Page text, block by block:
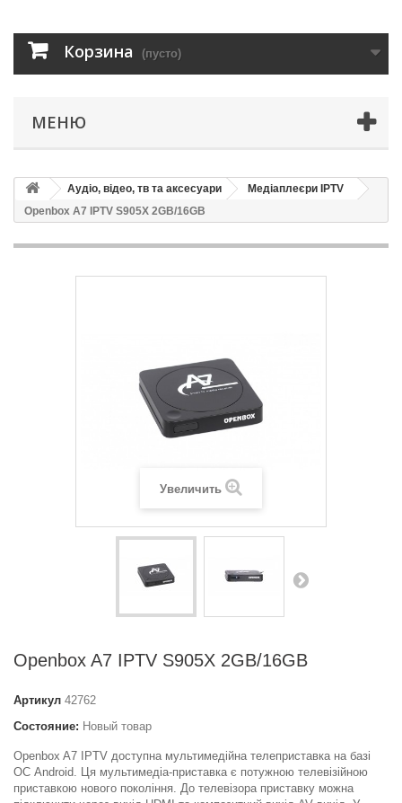
Корзина (пусто)
МЕНЮ
Аудіо, відео, тв та аксесуари
Медіаплеєри IPTV
Openbox A7 IPTV S905X 2GB/16GB
Увеличить
Openbox A7 IPTV S905X 2GB/16GB
Артикул 42762
Состояние: Новый товар
Openbox A7 IPTV доступна мультимедійна телеприставка на базі
ОС Android. Ця мультимедіа-приставка є потужною телевізійною
приставкою нового покоління. До телевізора приставку можна